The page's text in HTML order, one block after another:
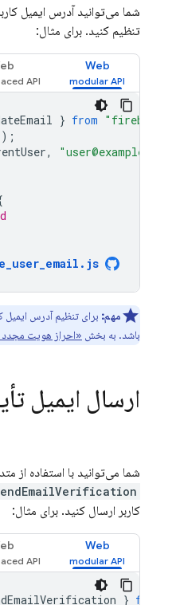
شما می‌توانید آدرس ایمیل
تنظیم کنید. برای مثال:
Web
} from "firebase/
,
. js
مهم: برای تنظیم آدرس ایمیل
باشد. به بخش «احراز هویت مجدد
ارسال ایمیل
شما می‌توانید با استفاده از متد
کاربر ارسال کنید. برای مثال:
Web
} from